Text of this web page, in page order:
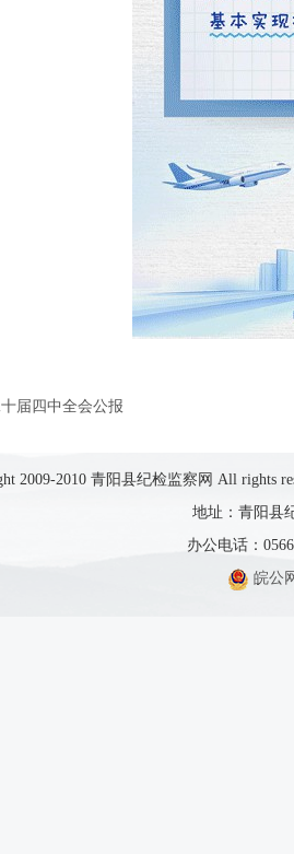
届四中全会公报
2009-2010 青阳县纪检监察网 All rights
地址：青阳县
办公电话：
皖公